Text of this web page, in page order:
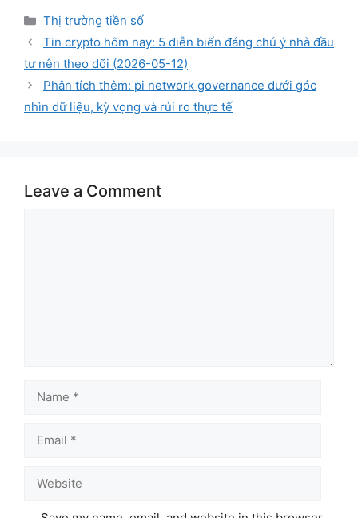
Categories
Thị trường tiền số
Tin crypto hôm nay: 5 diễn biến đáng chú ý nhà đầu
tư nên theo dõi (2026-05-12)
Phân tích thêm: pi network governance dưới góc
nhìn dữ liệu, kỳ vọng và rủi ro thực tế
Leave a Comment